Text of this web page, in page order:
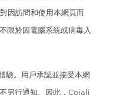
因訪問和使用本網頁而
限於因電腦系統或病毒入
驗。用戶承認並接受本網
另行通知。因此，Cojali